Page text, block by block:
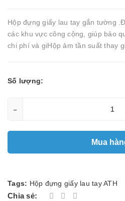
Hộp đựng giấy lau tay gắn tường
các khu vực công cộng, giúp bảo
chi phí và giHộp ảm tần suất thay
Số lượng:
-
Mua
Tags: Hộp đựng giấy lau tay ATH
Chia sẻ: